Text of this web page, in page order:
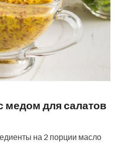
медом для салатов
на 2 порции масло